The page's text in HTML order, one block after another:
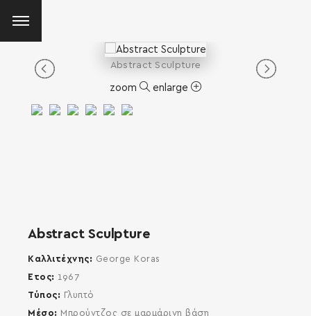
Abstract Sculpture
zoom enlarge
Abstract Sculpture
Καλλιτέχνης
George Koras
Έτος
1967
Τύπος
Γλυπτό
Μέσο
Μπρούντζος σε μαρμάρινη βάση